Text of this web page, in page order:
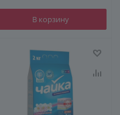
В корзину